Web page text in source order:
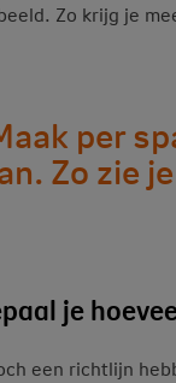
Zo krijg je
per
Zo zie
je
een richtlijn